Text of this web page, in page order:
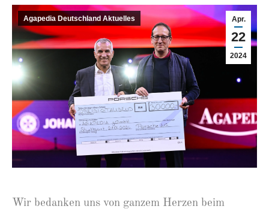
Apr.
22
2024
Agapedia Deutschland Aktuelles
Wir bedanken uns von ganzem Herzen beim